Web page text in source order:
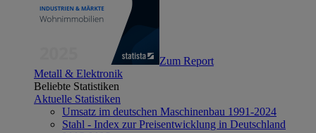
Zum Report
Metall & Elektronik
Beliebte Statistiken
Aktuelle Statistiken
Umsatz im deutschen Maschinenbau 1991-2024
Stahl - Index zur Preisentwicklung in Deutschland